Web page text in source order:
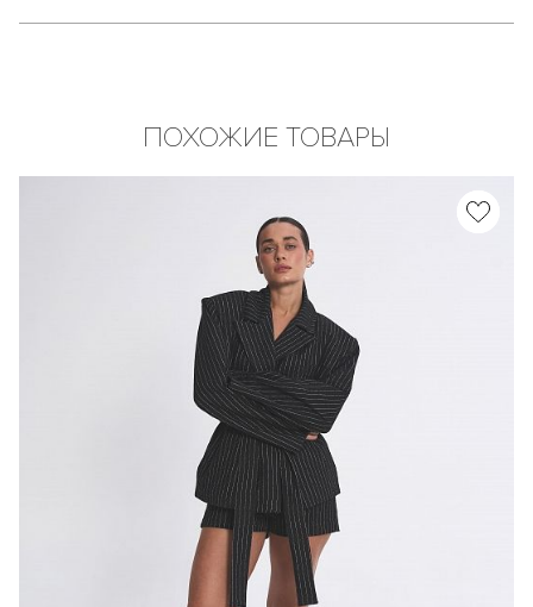
ПОХОЖИЕ ТОВАРЫ